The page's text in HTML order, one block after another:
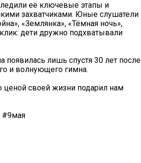
её ключевые этапы и
захватчиками. Юные слушатели
«Землянка», «Тёмная ночь»,
дети дружно подхватывали
появилась лишь спустя 30 лет после
и волнующего гимна.
ценой своей жизни подарил нам
#9мая